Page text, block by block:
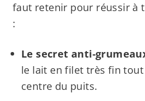
faut retenir pour réussir à
:
Le secret anti-
le lait en filet très fin
centre du puits.